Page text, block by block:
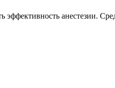
анестезии.